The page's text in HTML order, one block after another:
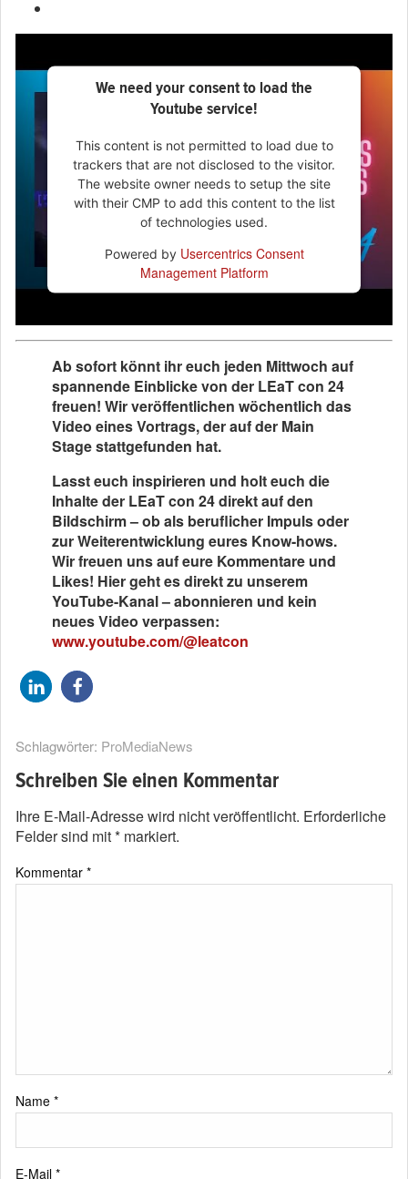
We need your consent to load the
Youtube service!
This content is not permitted to load due to
trackers that are not disclosed to the visitor.
The website owner needs to setup the site
with their CMP to add this content to the list
of technologies used.
Powered by Usercentrics Consent
Management Platform
Ab sofort könnt ihr euch jeden Mittwoch auf
spannende Einblicke von der LEaT con 24
freuen! Wir veröffentlichen wöchentlich das
Video eines Vortrags, der auf der Main
Stage stattgefunden hat.
Lasst euch inspirieren und holt euch die
Inhalte der LEaT con 24 direkt auf den
Bildschirm – ob als beruflicher Impuls oder
zur Weiterentwicklung eures Know-hows.
Wir freuen uns auf eure Kommentare und
Likes! Hier geht es direkt zu unserem
YouTube-Kanal – abonnieren und kein
neues Video verpassen:
www.youtube.com/@leatcon
Schlagwörter: ProMediaNews
Schreiben Sie einen Kommentar
Ihre E-Mail-Adresse wird nicht veröffentlicht. Erforderliche
Felder sind mit* markiert.
Kommentar *
Name *
E-Mail *